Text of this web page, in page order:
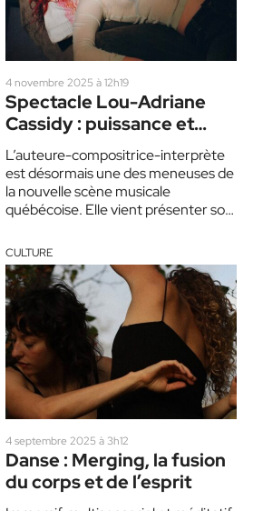
4 novembre 2025 à 12h19
Spectacle Lou-Adriane
Cassidy : puissance et
vulnérabilité
L’auteure-compositrice-interprète
est désormais une des meneuses de
la nouvelle scène musicale
québécoise. Elle vient présenter son
contraste le 21 novembre à…
CULTURE
4 septembre 2025 à 3h12
Danse : Merging, la fusion
du corps et de l’esprit